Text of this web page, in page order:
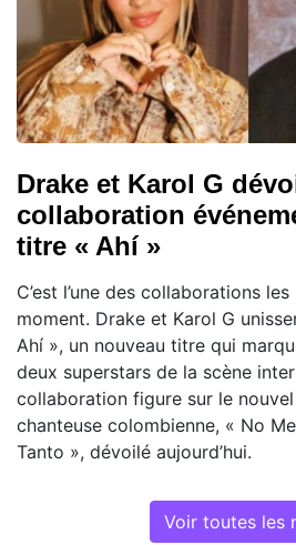
Drake et Karol G
collaboration
titre « Ahí »
C’est l’une des collaborations
moment. Drake et Karol G
Ahí », un nouveau titre qui
deux superstars de la scène
collaboration figure sur le
chanteuse colombienne, « No
Tanto », dévoilé aujourd’hui.
Voir toutes les